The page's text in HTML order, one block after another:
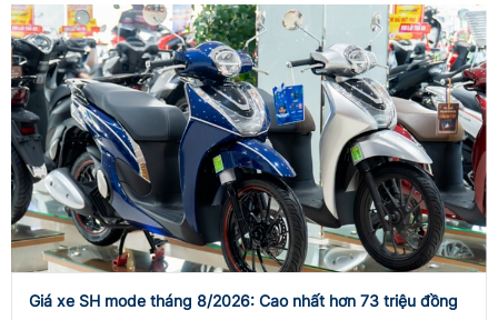
Giá xe SH mode tháng 8/2026: Cao nhất hơn 73 triệu đồng